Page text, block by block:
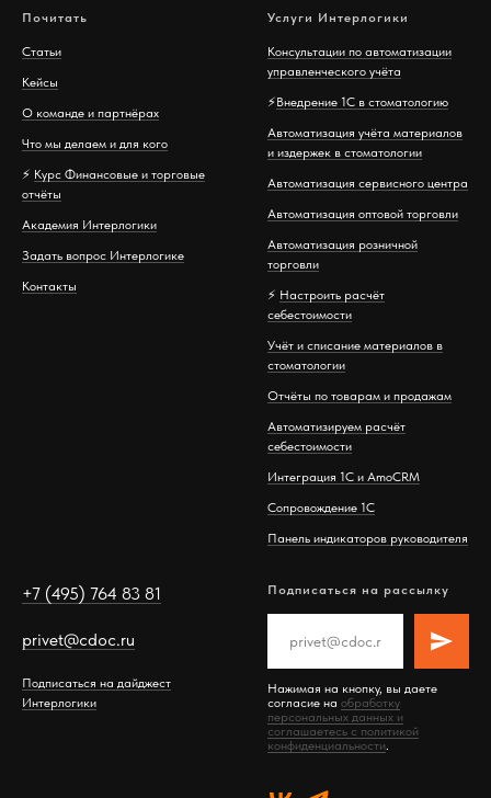
Почитать
Статьи
Кейсы
О команде и партнёрах
Что мы делаем и для кого
⚡️ Курс Финансовые и торговые
отчёты
Академия Интерлогики
Задать вопрос Интерлогике
Контакты
Услуги Интерлогики
Консультации по автоматизации
управленческого учёта
⚡️Внедрение 1С в стоматологию
Автоматизация учёта материалов
и издержек в стоматологии
Автоматизация сервисного центра
Автоматизация оптовой торговли
Автоматизация розничной
торговли
⚡️ Настроить расчёт
себестоимости
Учёт и списание материалов в
стоматологии
Отчёты по товарам и продажам
Автоматизируем расчёт
себестоимости
Интеграция 1С и AmoCRM
Сопровождение 1С
Панель индикаторов руководителя
+7 (495) 764 83 81
privet@cdoc.ru
Подписаться на дайджест
Интерлогики
Подписаться на рассылку
Нажимая на кнопку, вы даете
согласие на обработку
персональных данных и
соглашаетесь c политикой
конфиденциальности.